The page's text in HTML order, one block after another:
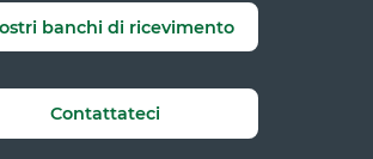
banchi di ricevimento
Contattateci